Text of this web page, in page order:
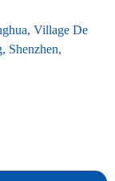
Village De
Shenzhen,